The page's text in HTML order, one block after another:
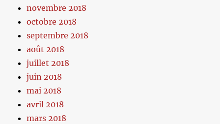
novembre 2018
octobre 2018
septembre 2018
août 2018
juillet 2018
juin 2018
mai 2018
avril 2018
mars 2018